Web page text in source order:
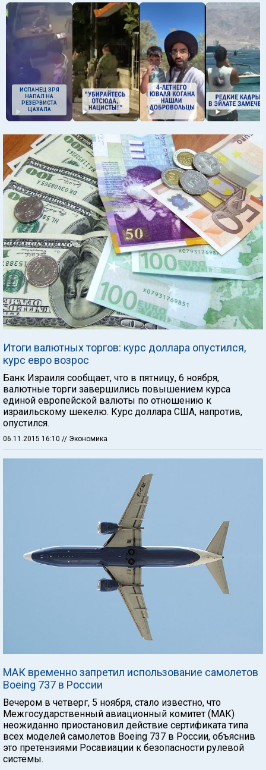
ИСПАНЕЦ ЗРЯ
НАПАЛ НА
РЕЗЕРВИСТА
ЦАХАЛА
Итоги валютных торгов: курс доллара опустился,
курс евро возрос
Банк Израиля сообщает, что в пятницу, 6 ноября,
валютные торги завершились повышением курса
единой европейской валюты по отношению к
израильскому шекелю. Курс доллара США, напротив,
опустился.
06.11.2015 16:10 // Экономика
МАК временно запретил использование самолетов
Boeing 737 в России
Вечером в четверг, 5 ноября, стало известно, что
Межгосударственный авиационный комитет (МАК)
неожиданно приостановил действие сертификата типа
всех моделей самолетов Boeing 737 в России, объяснив
это претензиями Росавиации к безопасности рулевой
системы.